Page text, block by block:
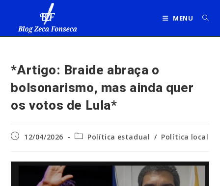
MENU
*Artigo: Braide abraça o
bolsonarismo, mas ainda quer
os votos de Lula*
Post12/04/2026
Categoria
Política estadual / Política local